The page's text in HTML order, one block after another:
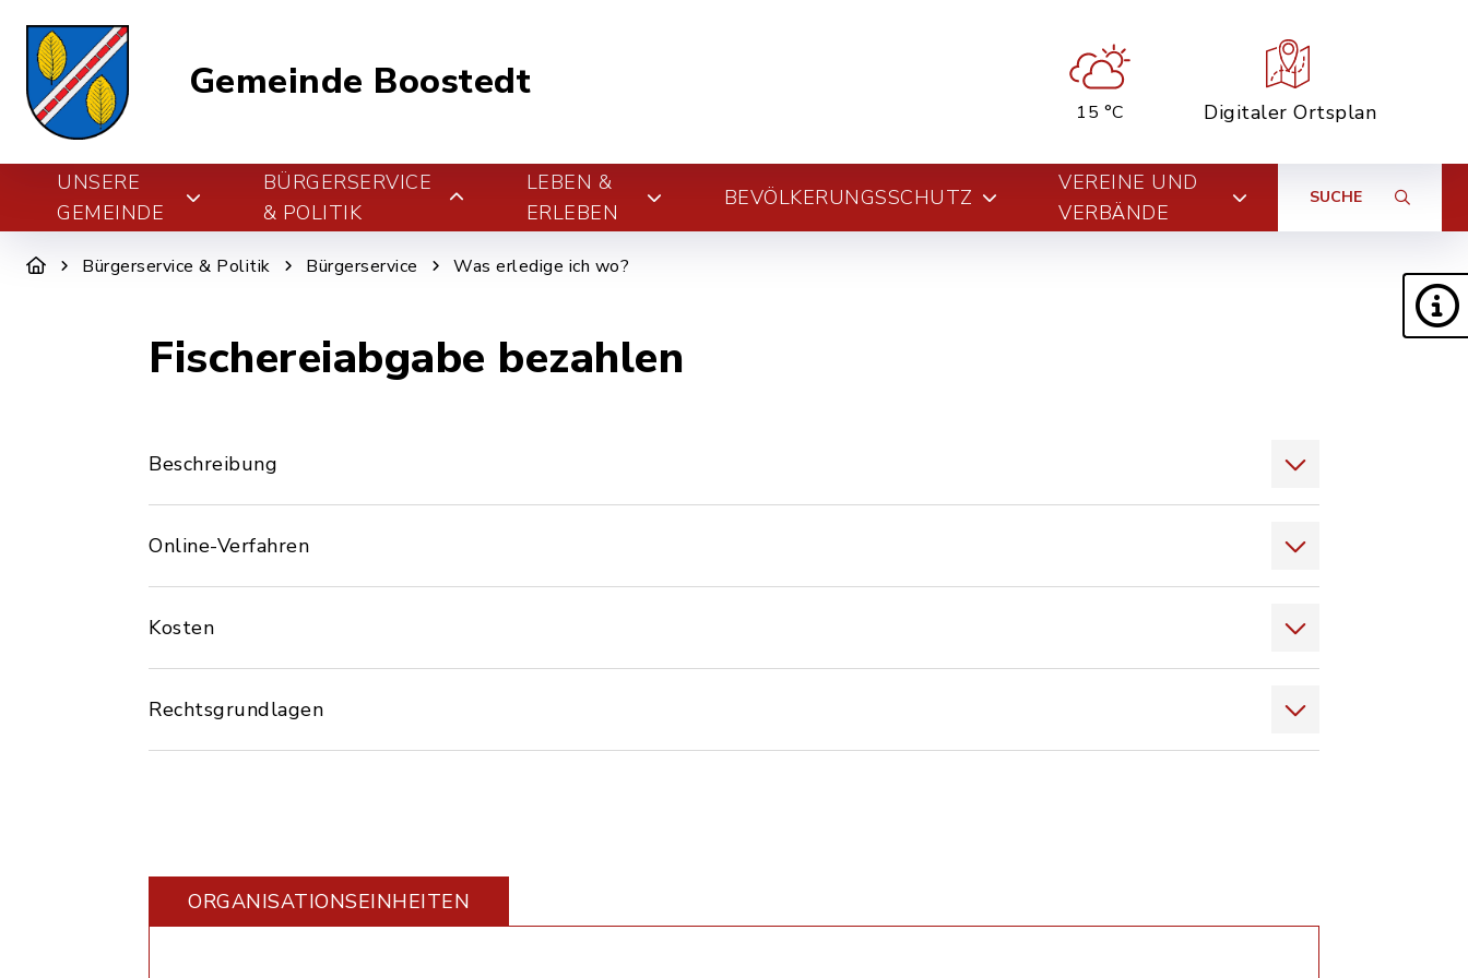
Gemeinde Boostedt
15 °C Digitaler Ortsplan
UNSERE
GEMEINDE
BÜRGERSERVICE
& POLITIK
LEBEN &
ERLEBEN
BEVÖLKERUNGSSCHUTZ
VEREINE UND
VERBÄNDE
SUCHE
Bürgerservice & Politik Bürgerservice Was erledige ich wo?
Fischereiabgabe bezahlen
Beschreibung
Online-Verfahren
Kosten
Rechtsgrundlagen
ORGANISATIONS­EINHEITEN